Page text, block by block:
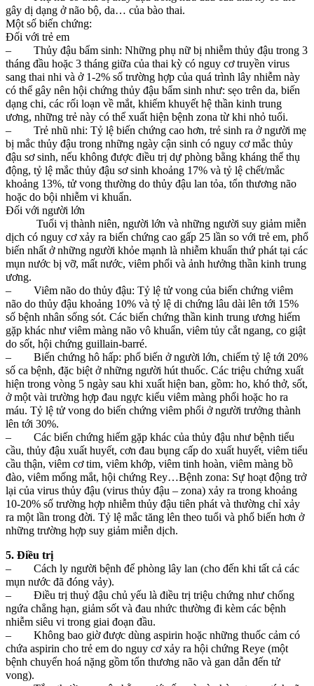
gây dị dạng ở não bộ, da… của bào thai.
Một số biến chứng:
Đối với trẻ em
– Thủy đậu bẩm sinh: Những phụ nữ bị nhiễm thủy đậu trong 3
tháng đầu hoặc 3 tháng giữa của thai kỳ có nguy cơ truyền virus
sang thai nhi và ở 1-2% số trường hợp của quá trình lây nhiễm này
có thể gây nên hội chứng thủy đậu bẩm sinh như: sẹo trên da, biến
dạng chi, các rối loạn về mắt, khiếm khuyết hệ thần kinh trung
ương, những trẻ này có thể xuất hiện bệnh zona từ khi nhỏ tuổi.
– Trẻ nhũ nhi: Tỷ lệ biến chứng cao hơn, trẻ sinh ra ở người mẹ
bị mắc thủy đậu trong những ngày cận sinh có nguy cơ mắc thủy
đậu sơ sinh, nếu không được điều trị dự phòng bằng kháng thể thụ
động, tỷ lệ mắc thủy đậu sơ sinh khoảng 17% và tỷ lệ chết/mắc
khoảng 13%, tử vong thường do thủy đậu lan tỏa, tổn thương não
hoặc do bội nhiễm vi khuẩn.
Đối với người lớn
Tuổi vị thành niên, người lớn và những người suy giảm miễn
dịch có nguy cơ xảy ra biến chứng cao gấp 25 lần so với trẻ em, phổ
biến nhất ở những người khỏe mạnh là nhiễm khuẩn thứ phát tại các
mụn nước bị vỡ, mất nước, viêm phổi và ảnh hưởng thần kinh trung
ương.
– Viêm não do thủy đậu: Tỷ lệ tử vong của biến chứng viêm
não do thủy đậu khoảng 10% và tỷ lệ di chứng lâu dài lên tới 15%
số bệnh nhân sống sót. Các biến chứng thần kinh trung ương hiếm
gặp khác như viêm màng não vô khuẩn, viêm tủy cắt ngang, co giật
do sốt, hội chứng guillain-barré.
– Biến chứng hô hấp: phổ biến ở người lớn, chiếm tỷ lệ tới 20%
số ca bệnh, đặc biệt ở những người hút thuốc. Các triệu chứng xuất
hiện trong vòng 5 ngày sau khi xuất hiện ban, gồm: ho, khó thở, sốt,
ở một vài trường hợp đau ngực kiểu viêm màng phổi hoặc ho ra
máu. Tỷ lệ tử vong do biến chứng viêm phổi ở người trưởng thành
lên tới 30%.
– Các biến chứng hiếm gặp khác của thủy đậu như bệnh tiểu
cầu, thủy đậu xuất huyết, cơn đau bụng cấp do xuất huyết, viêm tiểu
cầu thận, viêm cơ tim, viêm khớp, viêm tinh hoàn, viêm màng bồ
đào, viêm mống mắt, hội chứng Rey…Bệnh zona: Sự hoạt động trở
lại của virus thủy đậu (virus thủy đậu – zona) xảy ra trong khoảng
10-20% số trường hợp nhiễm thủy đậu tiên phát và thường chỉ xảy
ra một lần trong đời. Tỷ lệ mắc tăng lên theo tuổi và phổ biến hơn ở
những trường hợp suy giảm miễn dịch.
5. Điều trị
– Cách ly người bệnh để phòng lây lan (cho đến khi tất cả các
mụn nước đã đóng vảy).
– Điều trị thuỷ đậu chủ yếu là điều trị triệu chứng như chống
ngứa chẳng hạn, giảm sốt và đau nhức thường đi kèm các bệnh
nhiễm siêu vi trong giai đoạn đầu.
– Không bao giờ được dùng aspirin hoặc những thuốc cảm có
chứa aspirin cho trẻ em do nguy cơ xảy ra hội chứng Reye (một
bệnh chuyển hoá nặng gồm tổn thương não và gan dẫn đến tử
vong).